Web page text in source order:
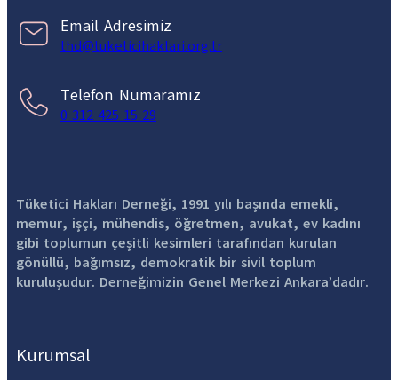
Email Adresimiz
thd@tuketicihaklari.org.tr
Telefon Numaramız
0 312 425 15 29
Tüketici Hakları Derneği, 1991 yılı başında emekli,
memur, işçi, mühendis, öğretmen, avukat, ev kadını
gibi toplumun çeşitli kesimleri tarafından kurulan
gönüllü, bağımsız, demokratik bir sivil toplum
kuruluşudur. Derneğimizin Genel Merkezi Ankara’dadır.
Kurumsal